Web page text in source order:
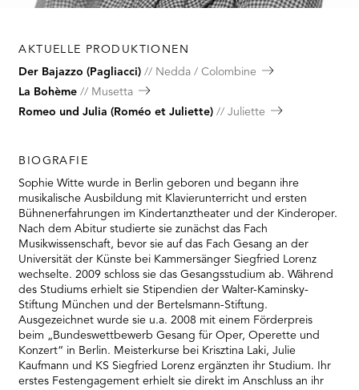
AKTUELLE PRODUKTIONEN
Der Bajazzo (Pagliacci)
Nedda / Colombine
La Bohème
Musetta
Romeo und Julia (Roméo et Juliette)
Juliette
BIOGRAFIE
Sophie Witte wurde in Berlin geboren und begann ihre
musikalische Ausbildung mit Klavierunterricht und ersten
Bühnenerfahrungen im Kindertanztheater und der Kinderoper.
Nach dem Abitur studierte sie zunächst das Fach
Musikwissenschaft, bevor sie auf das Fach Gesang an der
Universität der Künste bei Kammersänger Siegfried Lorenz
wechselte. 2009 schloss sie das Gesangsstudium ab. Während
des Studiums erhielt sie Stipendien der Walter-Kaminsky-
Stiftung München und der Bertelsmann-Stiftung.
Ausgezeichnet wurde sie u.a. 2008 mit einem Förderpreis
beim „Bundeswettbewerb Gesang für Oper, Operette und
Konzert“ in Berlin. Meisterkurse bei Krisztina Laki, Julie
Kaufmann und KS Siegfried Lorenz ergänzten ihr Studium. Ihr
erstes Festengagement erhielt sie direkt im Anschluss an ihr